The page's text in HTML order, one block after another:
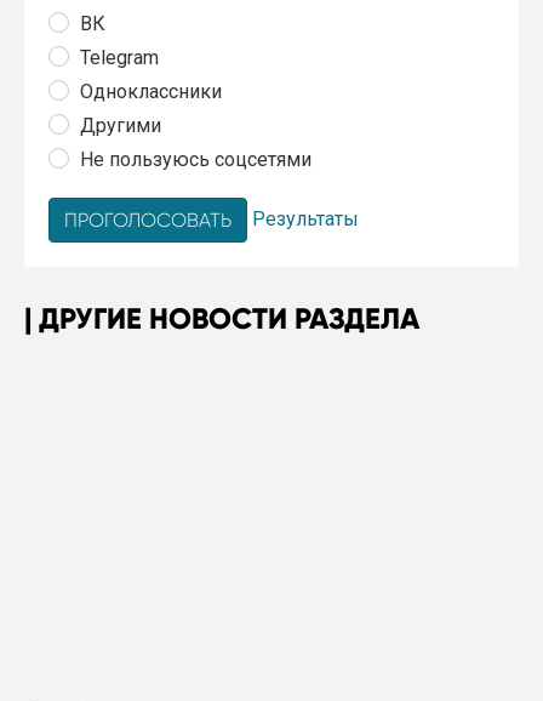
ВК
Telegram
Одноклассники
Другими
Не пользуюсь соцсетями
Результаты
ДРУГИЕ НОВОСТИ РАЗДЕЛА